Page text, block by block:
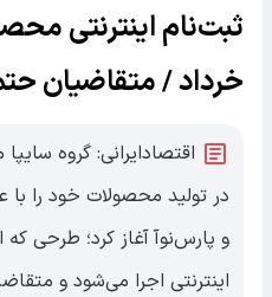
خرداد / متقاضیان
اقتصادایرانی: گروه
و پارس‌نوآ آغاز کرد؛ طرحی
اینترنتی اجرا می‌شود و